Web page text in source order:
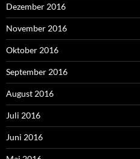
Dezember 2016
November 2016
Oktober 2016
September 2016
August 2016
Juli 2016
Juni 2016